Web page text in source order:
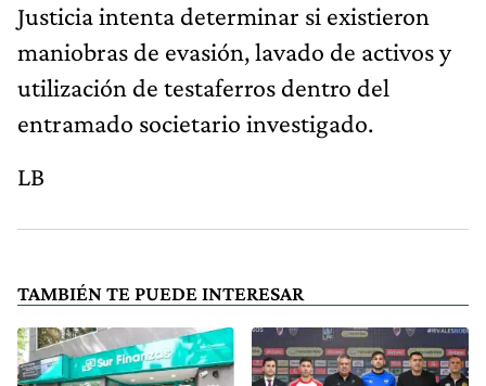
Justicia intenta determinar si existieron
maniobras de evasión, lavado de activos y
utilización de testaferros dentro del
entramado societario investigado.
LB
TAMBIÉN TE PUEDE INTERESAR